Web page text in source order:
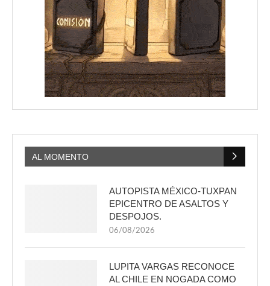
AL MOMENTO
AUTOPISTA MÉXICO-TUXPAN
EPICENTRO DE ASALTOS Y
DESPOJOS.
06/08/2026
LUPITA VARGAS RECONOCE
AL CHILE EN NOGADA COMO